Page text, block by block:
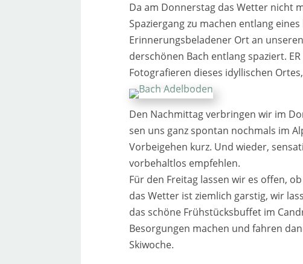
Da am Donnerstag das Wetter nicht
Spaziergang zu machen ent­lang
Erinnerungsbeladener Ort an
der­schö­nen Bach ent­lang spa­ziert.
Fotografieren die­ses idyl­li­schen
Den Nachmittag ver­brin­gen wir im
sen uns ganz spon­tan noch­mals im
Vorbeigehen kurz. Und wie­der,
vor­be­halt­los emp­feh­len.
Für den Freitag las­sen wir es offen,
das Wetter ist ziem­lich gars­tig, wir
das schö­ne Frühstücksbuffet im
Besorgungen machen und fah­ren
Skiwoche.